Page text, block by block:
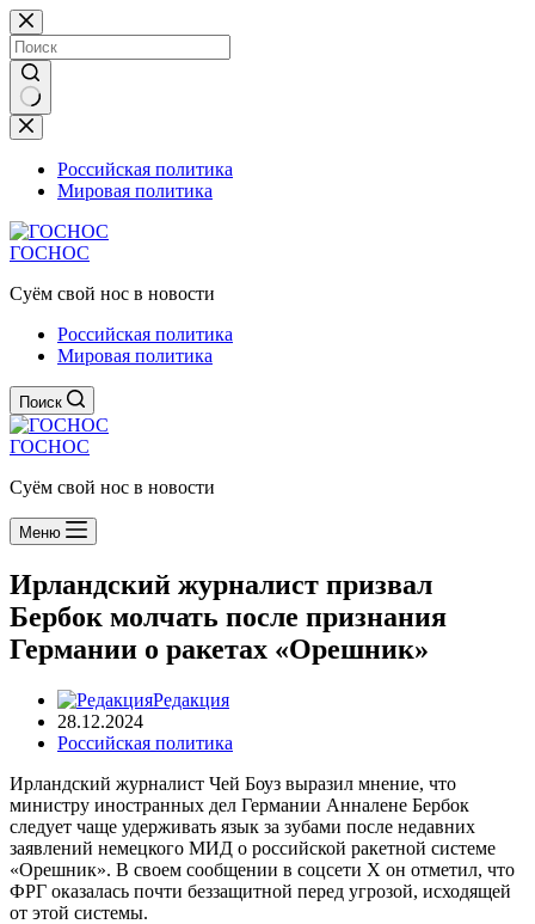
Перейти
к
сути
Ничего
не
найденоРоссийская политика
Мировая политика
ГОСНОС
Суём свой нос в новости
Российская политика
Мировая политика
Поиск
ГОСНОС
Суём свой нос в новости
Меню
Ирландский журналист призвал
Бербок молчать после признания
Германии о ракетах «Орешник»
Редакция
28.12.2024
Российская политика
Ирландский журналист Чей Боуз выразил мнение, что
министру иностранных дел Германии Анналене Бербок
следует чаще удерживать язык за зубами после недавних
заявлений немецкого МИД о российской ракетной системе
«Орешник». В своем сообщении в соцсети X он отметил, что
ФРГ оказалась почти беззащитной перед угрозой, исходящей
от этой системы.